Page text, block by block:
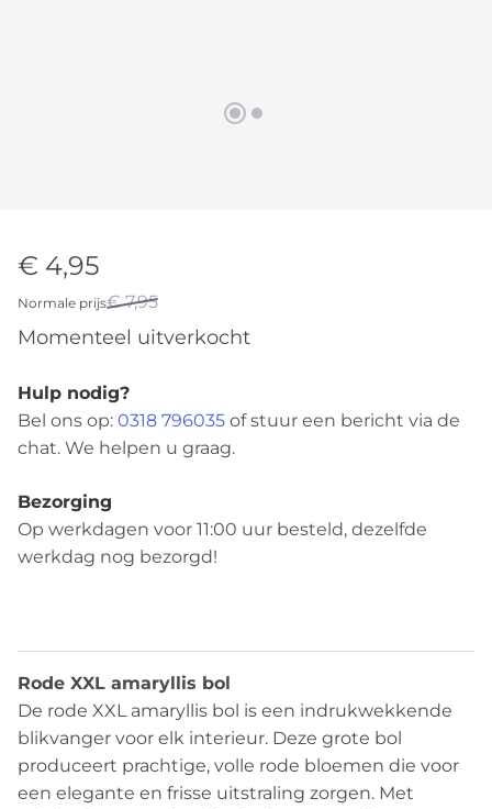
€ 4,95
Normale prijs€ 7,95
Momenteel uitverkocht
Hulp nodig?
Bel ons op: 0318 796035 of stuur een bericht via de
chat. We helpen u graag.
Bezorging
Op werkdagen voor 11:00 uur besteld, dezelfde
werkdag nog bezorgd!
Rode XXL amaryllis bol
De rode XXL amaryllis bol is een indrukwekkende
blikvanger voor elk interieur. Deze grote bol
produceert prachtige, volle rode bloemen die voor
een elegante en frisse uitstraling zorgen. Met